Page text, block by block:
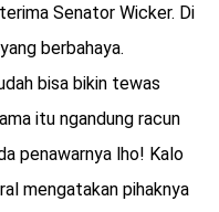
Senator Wicker. Di
berbahaya.
bisa bikin tewas
itu ngandung racun
penawarnya lho! Kalo
mengatakan pihaknya